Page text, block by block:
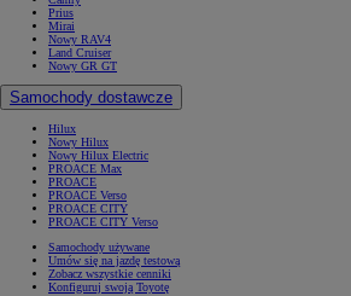
Prius
Mirai
Nowy RAV4
Land Cruiser
Nowy GR GT
Samochody dostawcze
Hilux
Nowy Hilux
Nowy Hilux Electric
PROACE Max
PROACE
PROACE Verso
PROACE CITY
PROACE CITY Verso
Samochody używane
Umów się na jazdę testową
Zobacz wszystkie cenniki
Konfiguruj swoją Toyotę